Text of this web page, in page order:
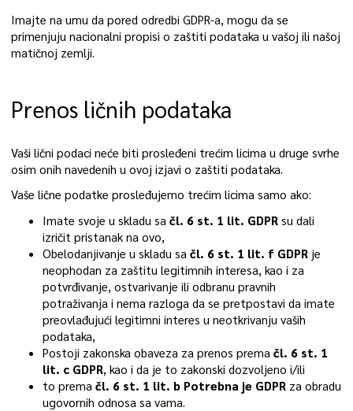
Imajte na umu da pored odredbi GDPR-a, mogu da se
primenjuju nacionalni propisi o zaštiti podataka u vašoj ili našoj
matičnoj zemlji.
Prenos ličnih podataka
Vaši lični podaci neće biti prosleđeni trećim licima u druge svrhe
osim onih navedenih u ovoj izjavi o zaštiti podataka.
Vaše lične podatke prosleđujemo trećim licima samo ako:
Imate svoje u skladu sa čl. 6 st. 1 lit. GDPR su dali
izričit pristanak na ovo,
Obelodanjivanje u skladu sačl. 6 st. 1 lit. f GDPR je
neophodan za zaštitu legitimnih interesa, kao i za
potvrđivanje, ostvarivanje ili odbranu pravnih
potraživanja i nema razloga da se pretpostavi da imate
preovlađujući legitimni interes u neotkrivanju vaših
podataka,
Postoji zakonska obaveza za prenos premačl. 6 st. 1
lit. c GDPR, kao i da je to zakonski dozvoljeno i/ili
to premačl. 6 st. 1 lit. b Potrebna je GDPR za obradu
ugovornih odnosa sa vama.